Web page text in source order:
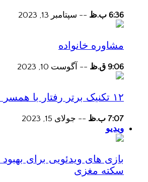
6:36 ب.ظ -- سپتامبر 13, 2023
مشاوره خانواده
9:06 ق.ظ -- آگوست 10, 2023
۱۲ تکنیک برتر رفتار با همسر فحاش می کند
7:07 ب.ظ -- جولای 15, 2023
ویدیو
بازی های ویدئویی برای
سکته مغزی